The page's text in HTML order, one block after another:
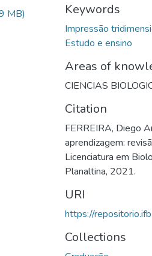
MB) Keywords
Impressão
Estudo e ensino
Areas of
CIENCIAS
Citation
FERREIRA, Diego
aprendizagem:
Licenciatura em
Planaltina, 2021.
URI
https://
Collections